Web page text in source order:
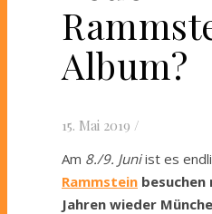
Album?
15. Mai 2019 /
Am 8./9. Juniist es
Rammstein besuchen
Jahren wieder